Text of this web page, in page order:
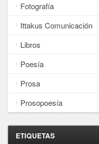
Fotografía
Ittakus Comunicación
Libros
Poesía
Prosa
Prosopoesía
ETIQUETAS